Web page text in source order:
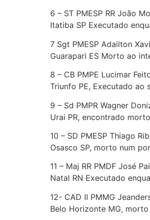
6 – ST PMESP RR João
Itatiba SP Executado
7 Sgt PMESP Adailton
Guarapari ES Morto ao
8 – CB PMPE Lucimar
Triunfo PE, Executado ao
9 – Sd PMPR Wagner
Urai PR, encontrado
10 – SD PMESP Thiago
Osasco SP, morto num
11 – Maj RR PMDF José
Natal RN Executado
12- CAD II PMMG
Belo Horizonte MG,